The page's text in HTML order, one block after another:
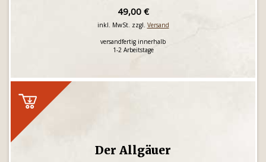
49,00 €
inkl. MwSt. zzgl. Versand
versandfertig innerhalb
1-2 Arbeitstage
Der Allgäuer